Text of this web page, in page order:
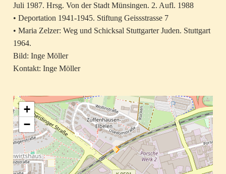
Juli 1987. Hrsg. Von der Stadt Münsingen. 2. Aufl. 1988
• Deportation 1941-1945. Stiftung Geissstrasse 7
• Maria Zelzer: Weg und Schicksal Stuttgarter Juden. Stuttgart
1964.
Bild: Inge Möller
Kontakt: Inge Möller
+
−